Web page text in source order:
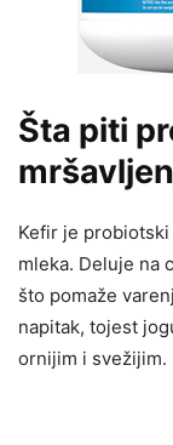
Šta piti
Kefir je
mleka. Deluje na
što pomaže
napitak, tojest
ornijim i svežijim.